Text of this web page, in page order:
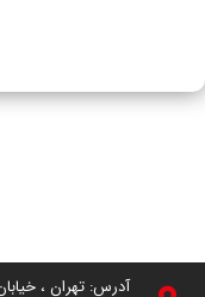
آدرس: تهران ،